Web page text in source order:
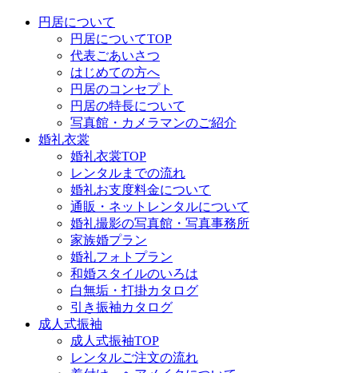
円居について
円居についてTOP
代表ごあいさつ
はじめての方へ
円居のコンセプト
円居の特長について
写真館・カメラマンのご紹介
婚礼衣裳
婚礼衣裳TOP
レンタルまでの流れ
婚礼お支度料金について
通販・ネットレンタルについて
婚礼撮影の写真館・写真事務所
家族婚プラン
婚礼フォトプラン
和婚スタイルのいろは
白無垢・打掛カタログ
引き振袖カタログ
成人式振袖
成人式振袖TOP
レンタルご注文の流れ